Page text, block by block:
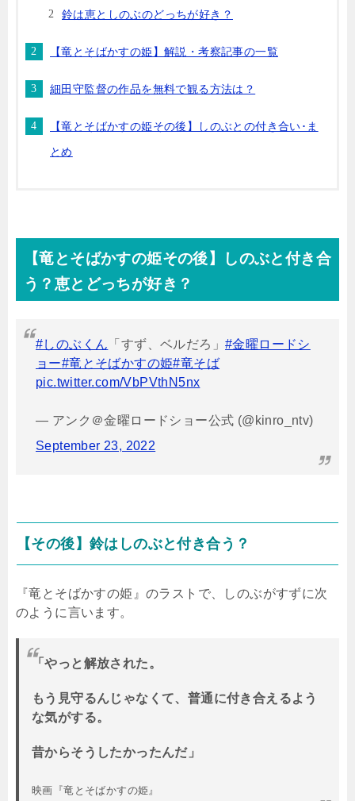
鈴は恵としのぶのどっちが好き？
【竜とそばかすの姫】解説・考察記事の一覧
細田守監督の作品を無料で観る方法は？
【竜とそばかすの姫その後】しのぶとの付き合い･ま
とめ
【竜とそばかすの姫その後】しのぶと付き合
う？恵とどっちが好き？
#しのぶくん 「すず、ベルだろ」#金曜ロードシ
ョー#竜とそばかすの姫#竜そば
pic.twitter.com/VbPVthN5nx
— アンク＠金曜ロードショー公式 (@kinro_ntv)
September 23, 2022
【その後】鈴はしのぶと付き合う？
『竜とそばかすの姫』のラストで、しのぶがすずに次
のように言います。
「やっと解放された。
もう見守るんじゃなくて、普通に付き合えるよう
な気がする。
昔からそうしたかったんだ」
映画『竜とそばかすの姫』